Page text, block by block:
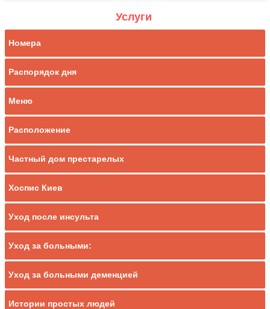
Услуги
Номера
Распорядок дня
Меню
Расположение
Частный дом престарелых
Хоспис Киев
Уход после инсульта
Уход за больными:
Уход за больными деменцией
Истории простых людей